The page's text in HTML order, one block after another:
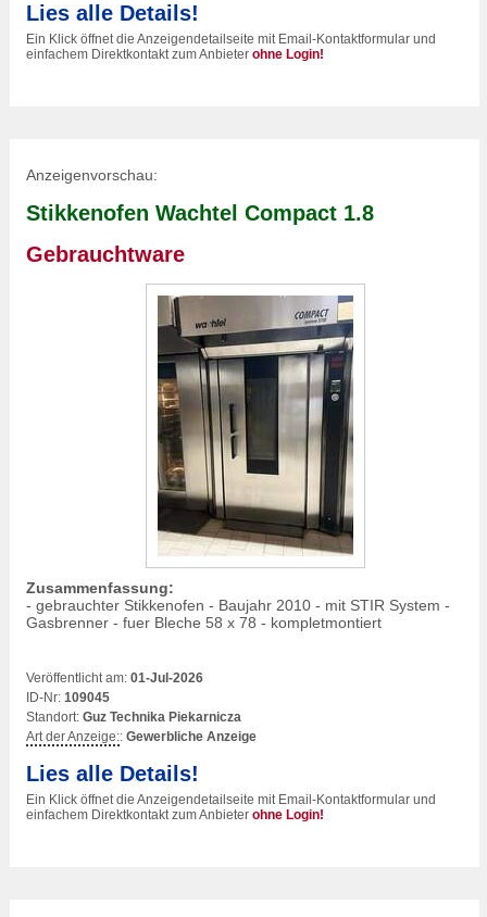
Lies alle Details!
Ein Klick öffnet die Anzeigendetailseite mit Email-Kontaktformular und
einfachem Direktkontakt zum Anbieter ohne Login!
Anzeigenvorschau:
Stikkenofen Wachtel Compact 1.8
Gebrauchtware
Zusammenfassung:
- gebrauchter Stikkenofen - Baujahr 2010 - mit STIR System -
Gasbrenner - fuer Bleche 58 x 78 - kompletmontiert
Veröffentlicht am: 01-Jul-2026
ID-Nr: 109045
Standort: Guz Technika Piekarnicza
Art der Anzeige:: Gewerbliche Anzeige
Lies alle Details!
Ein Klick öffnet die Anzeigendetailseite mit Email-Kontaktformular und
einfachem Direktkontakt zum Anbieter ohne Login!